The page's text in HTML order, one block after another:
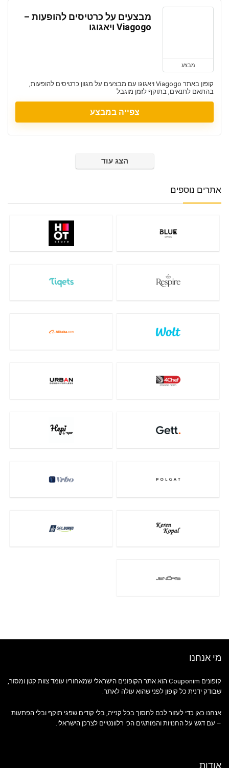
מבצע
מבצעים על כרטיסים להופעות –
Viagogo ויאגוגו
קופון באתר Viagogo ויאגוגו עם מבצעים על מגוון כרטיסים להופעות,
בהתאם לתנאים, בתוקף לזמן מוגבל
צפייה במבצע
הצג עוד
אתרים נוספים
מי אנחנו
קופונים Couponim הוא אתר הקופונים הישראלי שמאחוריו עומד צוות קטן ומסור,
שבודק ידנית כל קופון לפני שהוא עולה לאתר.
אנחנו כאן כדי לעזור לכם לחסוך בכל קנייה, בלי קודים שפגי תוקף ובלי הפתעות
– עם דגש על החנויות והמותגים הכי רלוונטיים לצרכן הישראלי.
אודות